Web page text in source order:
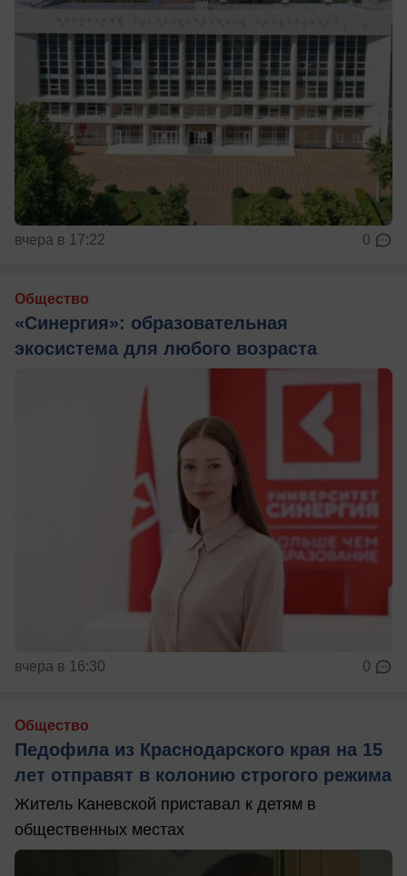
вчера в 17:22 0
Общество
«Синергия»: образовательная
экосистема для любого возраста
вчера в 16:30 0
Общество
Педофила из Краснодарского края на 15
лет отправят в колонию строгого режима
Житель Каневской приставал к детям в
общественных местах